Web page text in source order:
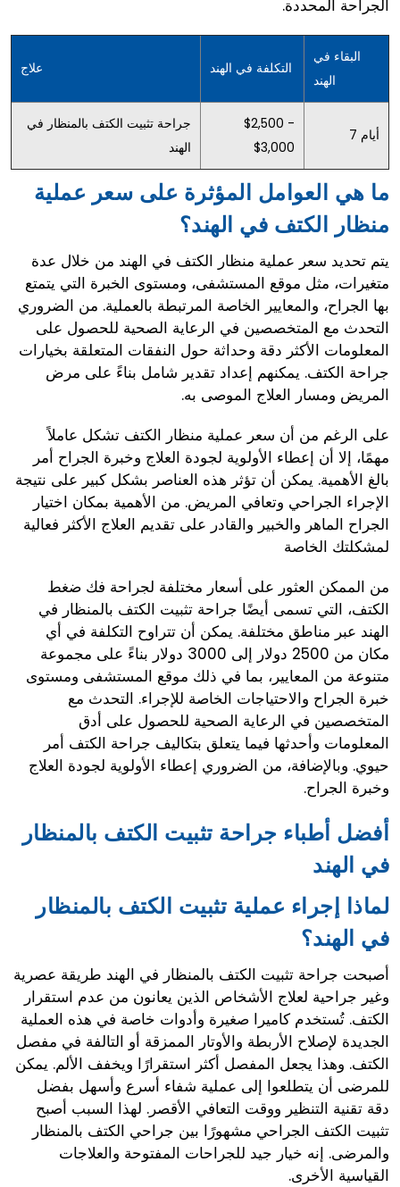
الجراحة المحددة.
علاج التكلفة في الهند
البقاء في
الهند
جراحة تثبيت الكتف بالمنظار في
الهند
$2,500 -
$3,000
7 أيام
ما هي العوامل المؤثرة على سعر عملية
منظار الكتف في الهند؟
يتم تحديد سعر عملية منظار الكتف في الهند من خلال عدة
متغيرات، مثل موقع المستشفى، ومستوى الخبرة التي يتمتع
بها الجراح، والمعايير الخاصة المرتبطة بالعملية. من الضروري
التحدث مع المتخصصين في الرعاية الصحية للحصول على
المعلومات الأكثر دقة وحداثة حول النفقات المتعلقة بخيارات
جراحة الكتف. يمكنهم إعداد تقدير شامل بناءً على مرض
المريض ومسار العلاج الموصى به.
على الرغم من أن سعر عملية منظار الكتف تشكل عاملاً
مهمًا، إلا أن إعطاء الأولوية لجودة العلاج وخبرة الجراح أمر
بالغ الأهمية. يمكن أن تؤثر هذه العناصر بشكل كبير على نتيجة
الإجراء الجراحي وتعافي المريض. من الأهمية بمكان اختيار
الجراح الماهر والخبير والقادر على تقديم العلاج الأكثر فعالية
لمشكلتك الخاصة
من الممكن العثور على أسعار مختلفة لجراحة فك ضغط
الكتف، التي تسمى أيضًا جراحة تثبيت الكتف بالمنظار في
الهند عبر مناطق مختلفة. يمكن أن تتراوح التكلفة في أي
مكان من 2500 دولار إلى 3000 دولار بناءً على مجموعة
متنوعة من المعايير، بما في ذلك موقع المستشفى ومستوى
خبرة الجراح والاحتياجات الخاصة للإجراء. التحدث مع
المتخصصين في الرعاية الصحية للحصول على أدق
المعلومات وأحدثها فيما يتعلق بتكاليف جراحة الكتف أمر
حيوي. وبالإضافة، من الضروري إعطاء الأولوية لجودة العلاج
وخبرة الجراح.
أفضل أطباء جراحة تثبيت الكتف بالمنظار
في الهند
لماذا إجراء عملية تثبيت الكتف بالمنظار
في الهند؟
أصبحت جراحة تثبيت الكتف بالمنظار في الهند طريقة عصرية
وغير جراحية لعلاج الأشخاص الذين يعانون من عدم استقرار
الكتف. تُستخدم كاميرا صغيرة وأدوات خاصة في هذه العملية
الجديدة لإصلاح الأربطة والأوتار الممزقة أو التالفة في مفصل
الكتف. وهذا يجعل المفصل أكثر استقرارًا ويخفف الألم. يمكن
للمرضى أن يتطلعوا إلى عملية شفاء أسرع وأسهل بفضل
دقة تقنية التنظير ووقت التعافي الأقصر. لهذا السبب أصبح
تثبيت الكتف الجراحي مشهورًا بين جراحي الكتف بالمنظار
والمرضى. إنه خيار جيد للجراحات المفتوحة والعلاجات
القياسية الأخرى.